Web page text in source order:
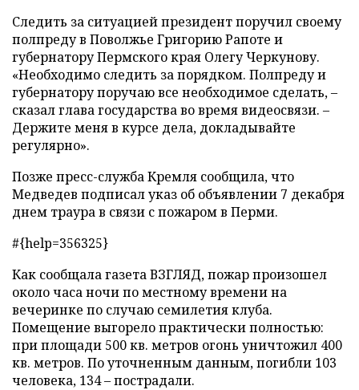
Следить за ситуацией президент поручил своему
полпреду в Поволжье Григорию Рапоте и
губернатору Пермского края Олегу Черкунову.
«Необходимо следить за порядком. Полпреду и
губернатору поручаю все необходимое сделать, –
сказал глава государства во время видеосвязи. –
Держите меня в курсе дела, докладывайте
регулярно».
Позже пресс-служба Кремля сообщила, что
Медведев подписал указ об объявлении 7 декабря
днем траура в связи с пожаром в Перми.
#{help=356325}
Как сообщала газета ВЗГЛЯД, пожар произошел
около часа ночи по местному времени на
вечеринке по случаю семилетия клуба.
Помещение выгорело практически полностью:
при площади 500 кв. метров огонь уничтожил 400
кв. метров. По уточненным данным, погибли 103
человека, 134 – пострадали.